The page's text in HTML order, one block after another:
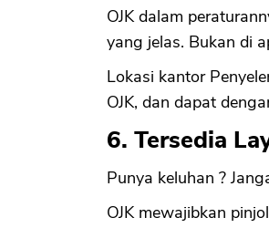
OJK dalam
yang jelas. Bukan di
Lokasi kantor
OJK, dan dapat
6. Tersedia
Punya keluhan ?
OJK mewajibkan